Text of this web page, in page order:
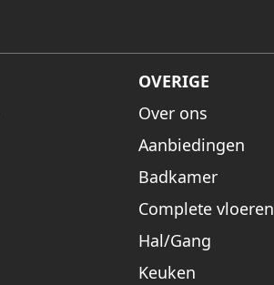
OVERIGE
Over ons
Aanbiedingen
Badkamer
Complete vloeren
Hal/Gang
Keuken